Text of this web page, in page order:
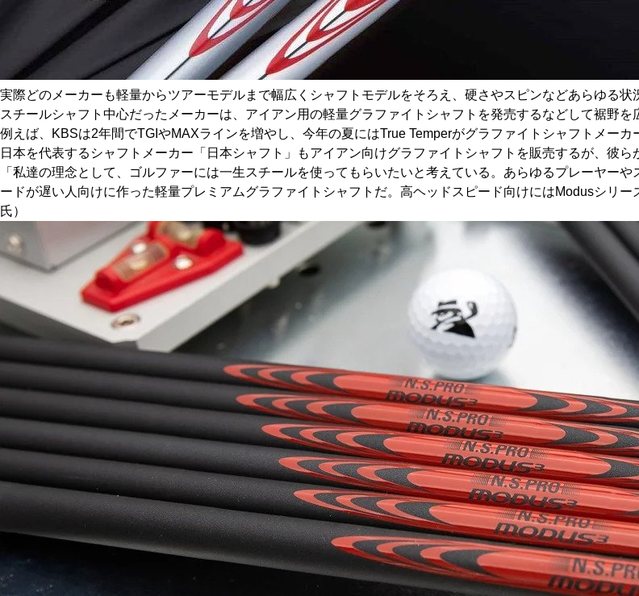
実際どのメーカーも軽量からツアーモデルまで幅広くシャフトモデルをそろえ、硬さやスピンなどあらゆる状
スチールシャフト中心だったメーカーは、アイアン用の軽量グラファイトシャフトを発売するなどして裾野を
例えば、KBSは2年間でTGIやMAXラインを増やし、今年の夏にはTrue Temperがグラファイトシャフトメーカ
日本を代表するシャフトメーカー「日本シャフト」もアイアン向けグラファイトシャフトを販売するが、彼ら
「私達の理念として、ゴルファーには一生スチールを使ってもらいたいと考えている。あらゆるプレーヤー
ードが遅い人向けに作った軽量プレミアムグラファイトシャフトだ。高ヘッドスピード向けにはModusシリ
氏）